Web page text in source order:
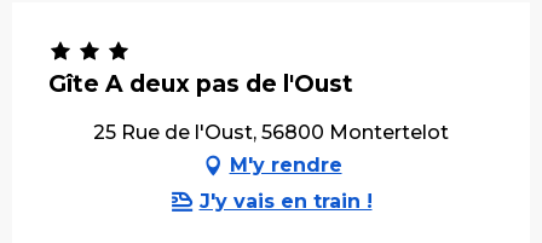
Gîte A deux pas de l'Oust
25 Rue de l'Oust, 56800 Montertelot
M'y rendre
J'y vais en train !